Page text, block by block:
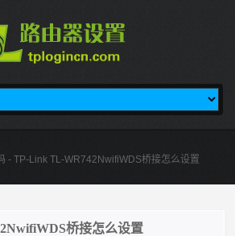
- TP-Link TL-WR742NwifiWDS桥接怎么设置
桥接怎么设置